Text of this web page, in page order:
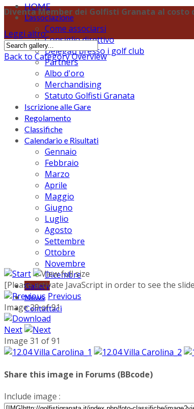
HOME
L'associazione
Come associarsi
Consiglio direttivo
Delegati presso i golf club
Partners
Albo d'oro
Merchandising
Statuto Golfisti Granata
Iscrizione alle Gare
Regolamento
Classifiche
Calendario e Risultati
Gennaio
Febbraio
Marzo
Aprile
Maggio
Giugno
Luglio
Agosto
Settembre
Ottobre
Novembre
Dicembre
Gallery
News
Contattaci
Diventa Member dei Golfisti Granata al
Leggi altro
Back to Category Overview
[Please activate JavaScript in order to see the
Previous
Image 29 of 91
Next
Image 31 of 91
Share this image in Forums (BBcode)
Include image :